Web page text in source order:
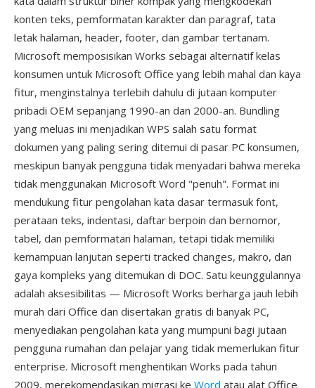
konten teks, pemformatan karakter dan paragraf, tata
letak halaman, header, footer, dan gambar tertanam.
Microsoft memposisikan Works sebagai alternatif kelas
konsumen untuk Microsoft Office yang lebih mahal dan kaya
fitur, menginstalnya terlebih dahulu di jutaan komputer
pribadi OEM sepanjang 1990-an dan 2000-an. Bundling
yang meluas ini menjadikan WPS salah satu format
dokumen yang paling sering ditemui di pasar PC konsumen,
meskipun banyak pengguna tidak menyadari bahwa mereka
tidak menggunakan Microsoft Word "penuh". Format ini
mendukung fitur pengolahan kata dasar termasuk font,
perataan teks, indentasi, daftar berpoin dan bernomor,
tabel, dan pemformatan halaman, tetapi tidak memiliki
kemampuan lanjutan seperti tracked changes, makro, dan
gaya kompleks yang ditemukan di DOC. Satu keunggulannya
adalah aksesibilitas — Microsoft Works berharga jauh lebih
murah dari Office dan disertakan gratis di banyak PC,
menyediakan pengolahan kata yang mumpuni bagi jutaan
pengguna rumahan dan pelajar yang tidak memerlukan fitur
enterprise. Microsoft menghentikan Works pada tahun
2009, merekomendasikan migrasi ke Word atau alat Office